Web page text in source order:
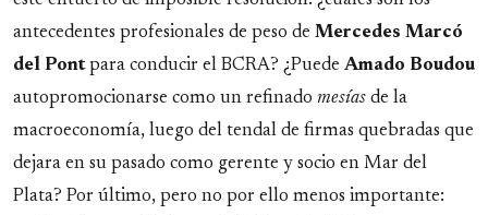
antecedentes profesionales de peso de Mercedes Marcó
del Pontpara conducir el BCRA? ¿Puede Amado Boudou
autopromocionarse como un refinado mesías de la
macroeconomía, luego del tendal de firmas quebradas que
dejara en su pasado como gerente y socio en Mar del
Plata? Por último, pero no por ello menos importante: